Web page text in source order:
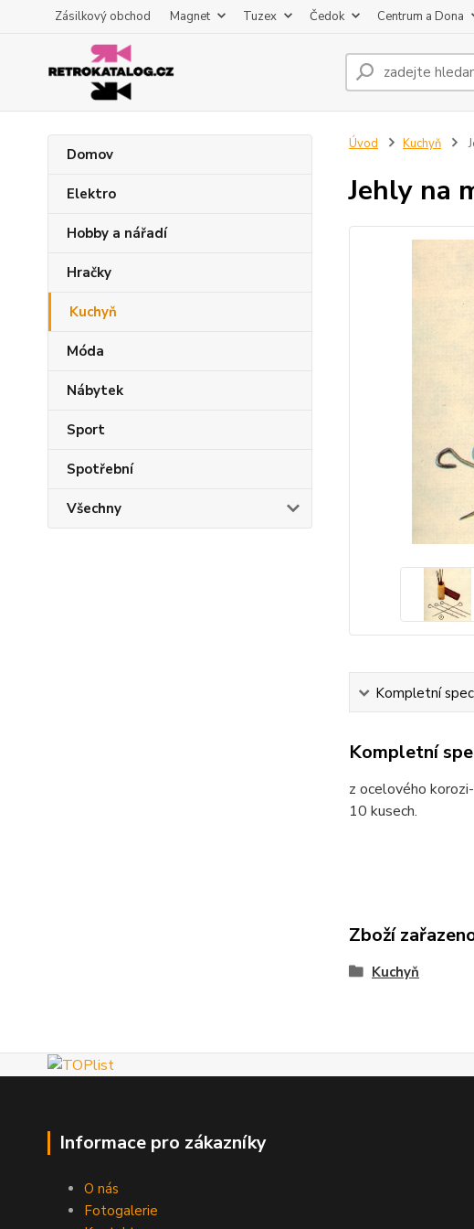
Zásilkový obchod Magnet Tuzex Čedok Centrum a Dona
Domov
Elektro
Hobby a nářadí
Hračky
Kuchyň
Móda
Nábytek
Sport
Spotřební
Všechny
Úvod Kuchyň
Jehly na
Kompletní
Kompletní
z ocelového
10 kusech.
Zboží
Kuchyň
Informace pro zákazníky
O nás
Fotogalerie